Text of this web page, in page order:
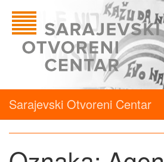
Sarajevski Otvoreni Centar